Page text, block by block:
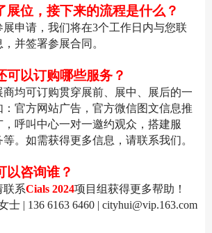
展位，接下来的流程是什么？
申请，我们将在3个工作日内与您联
并签署参展合同。
可以订购哪些服务？
商均可订购贯穿展前、展中、展后的一
官方网站广告，官方微信图文信息推
，呼叫中心一对一邀约观众，搭建服
。如需获得更多信息，请联系我们。
以咨询谁？
联系Cials 2024项目组获得更多帮助！
| 136 6163 6460 | cityhui@vip.163.com